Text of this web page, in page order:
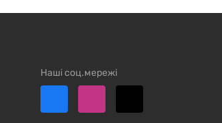
Наші соц.мережі